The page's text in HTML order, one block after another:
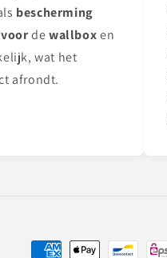
bescherming
voordewallboxen
wat het
afrondt.
Betaalmethoden